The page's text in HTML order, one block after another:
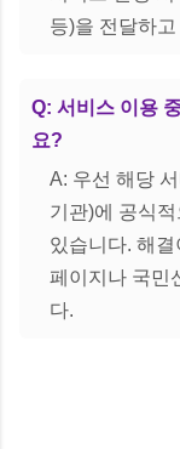
등)을 전달하
Q: 서비스 이용
요?
A: 우선 해당
기관)에 공식
있습니다. 해
페이지나 국민
다.